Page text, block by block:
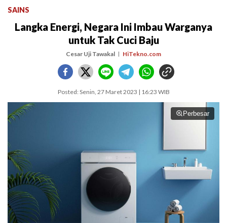
SAINS
Langka Energi, Negara Ini Imbau Warganya
untuk Tak Cuci Baju
Cesar Uji Tawakal HiTekno.com
Posted: Senin, 27 Maret 2023 | 16:23 WIB
Perbesar